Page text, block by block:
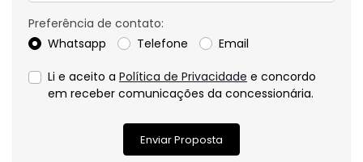
Preferência de contato:
Whatsapp
Telefone Email
Li e aceito a Política de Privacidade e concordo
em receber comunicações da concessionária.
Enviar Proposta